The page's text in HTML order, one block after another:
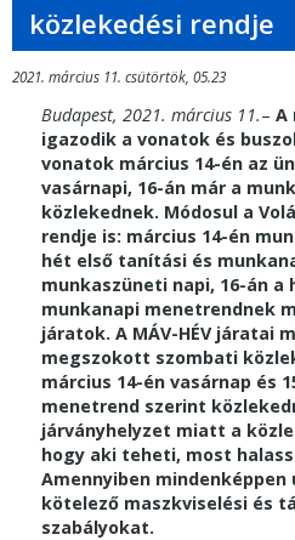
közlekedési rendje
2021. március 11. csütörtök, 05.23
Budapest, 2021. március 11.– A
igazodik a vonatok és
vonatok március 14-én az
vasárnapi, 16-án már a
közlekednek. Módosul a
rendje is: március 14-én
hét első tanítási és
munkaszüneti napi, 16-án
munkanapi menetrendnek
járatok. A MÁV-HÉV járatai
megszokott szombati
március 14-én vasárnap és
menetrend szerint
járványhelyzet miatt a
hogy aki teheti, most
Amennyiben
kötelező maszkviselési és
szabályokat.